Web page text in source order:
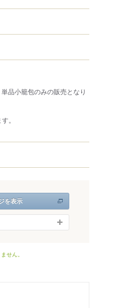
品小籠包のみの販売となり
。
を表示
せん。